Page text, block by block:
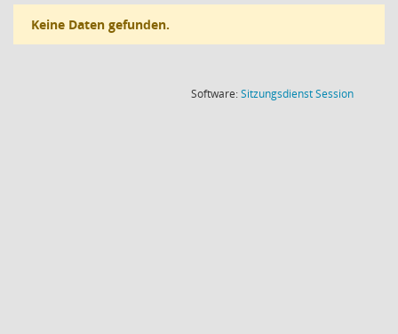
Keine Daten gefunden.
Software:SitzungsdienstSession(Wird in